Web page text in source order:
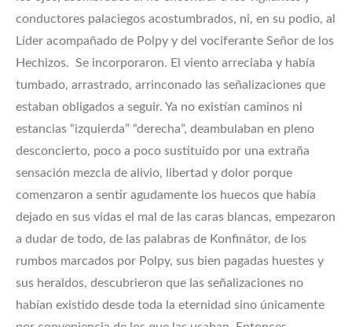
conductores palaciegos acostumbrados, ni, en su podio, al
Líder acompañado de Polpy y del vociferante Señor de los
Hechizos. Se incorporaron. El viento arreciaba y había
tumbado, arrastrado, arrinconado las señalizaciones que
estaban obligados a seguir. Ya no existían caminos ni
estancias “izquierda” “derecha”, deambulaban en pleno
desconcierto, poco a poco sustituido por una extraña
sensación mezcla de alivio, libertad y dolor porque
comenzaron a sentir agudamente los huecos que había
dejado en sus vidas el mal de las caras blancas, empezaron
a dudar de todo, de las palabras de Konfinátor, de los
rumbos marcados por Polpy, sus bien pagadas huestes y
sus heraldos, descubrieron que las señalizaciones no
habían existido desde toda la eternidad sino únicamente